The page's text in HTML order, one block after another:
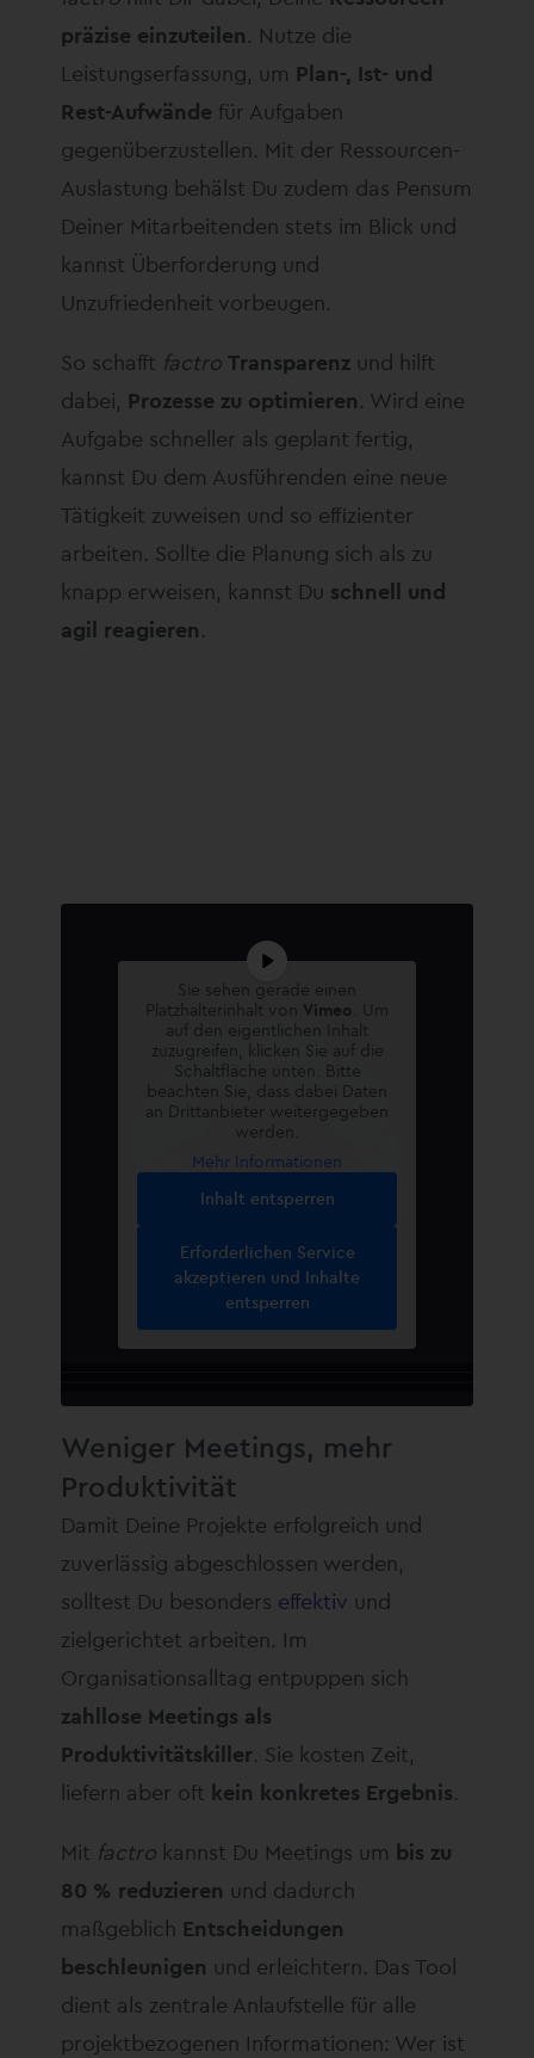
präzise einzuteilen. Nutze die
Leistungserfassung, um Plan-, Ist- und
Rest-Aufwände für Aufgaben
gegenüberzustellen. Mit der Ressourcen-
Auslastung behälst Du zudem das Pensum
Deiner Mitarbeitenden stets im Blick und
kannst Überforderung und
Unzufriedenheit vorbeugen.
So schafft factroTransparenz und hilft
dabei, Prozesse zu optimieren. Wird eine
Aufgabe schneller als geplant fertig,
kannst Du dem Ausführenden eine neue
Tätigkeit zuweisen und so effizienter
arbeiten. Sollte die Planung sich als zu
knapp erweisen, kannst Du schnell und
agil reagieren.
Sie sehen gerade einen
Platzhalterinhalt von Vimeo . Um
auf den eigentlichen Inhalt
zuzugreifen, klicken Sie auf die
Schaltfläche unten. Bitte
beachten Sie, dass dabei Daten
an Drittanbieter weitergegeben
werden.
Mehr Informationen
Inhalt entsperren
Erforderlichen Service
akzeptieren und Inhalte
entsperren
Weniger Meetings, mehr
Produktivität
Damit Deine Projekte erfolgreich und
zuverlässig abgeschlossen werden,
solltest Du besonders effektiv und
zielgerichtet arbeiten. Im
Organisationsalltag entpuppen sich
zahllose Meetings als
Produktivitätskiller. Sie kosten Zeit,
liefern aber oft kein konkretes Ergebnis.
Mit factro kannst Du Meetings um bis zu
80 % reduzieren und dadurch
maßgeblich Entscheidungen
beschleunigen und erleichtern. Das Tool
dient als zentrale Anlaufstelle für alle
projektbezogenen Informationen: Wer ist